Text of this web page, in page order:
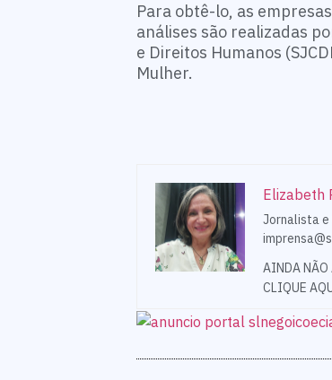
Para obtê-lo, as
análises são realizadas
e Direitos Humanos
Mulher.
Elizabeth
Jornalista e
AINDA NÃO
CLIQUE